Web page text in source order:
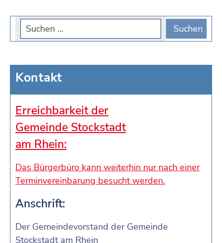
Kontakt
Erreichbarkeit der
Gemeinde Stockstadt
am Rhein:
Das Bürgerbüro kann weiterhin nur nach einer
Terminvereinbarung besucht werden.
Anschrift:
Der Gemeindevorstand der Gemeinde
Stockstadt am Rhein